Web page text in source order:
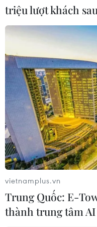
Mỹ sẽ thu hồi
OECD thiệt hại
chứng COVID
Phát hiện vi
trước hội chứng
TIN LIÊN QUAN
triệu lượt khách
vietnamplus.vn
Trung Quốc: E-
thành trung tâm